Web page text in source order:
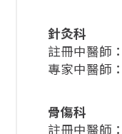
針灸科
註冊中醫師
專家中醫師
骨傷科
註冊中醫師